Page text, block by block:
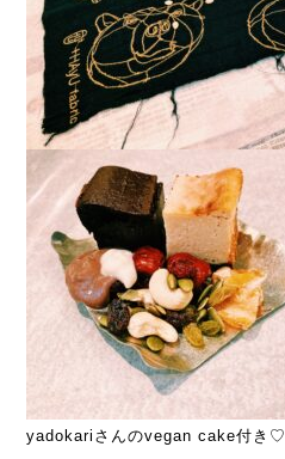
yadokariさんのvegan cake付き♡